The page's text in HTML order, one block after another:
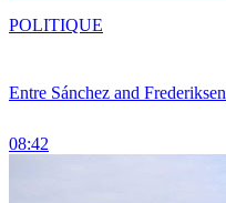
Entre Sánchez and Frederiksen
08:42
POLITIQUE